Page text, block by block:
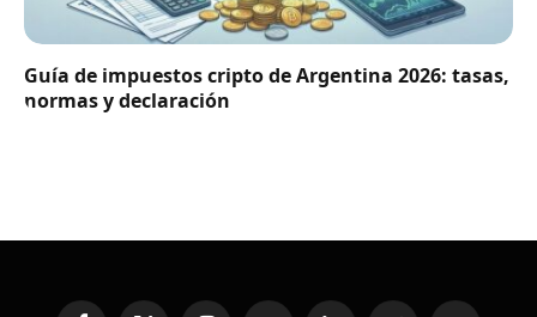
Guía de impuestos cripto de Argentina 2026: tasas,
normas y declaración